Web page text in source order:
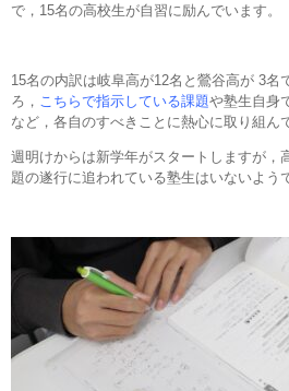
で，15名の高校生が自習に励んでいます。
15名の内訳は岐阜高が12名と鶯谷高が 3名
ろ， こちらで指示している課題や塾生自身
など，各自のすべきことに熱心に取り組ん
週明けからは新学年がスタートしますが，
題の遂行に追われている塾生はいないよう